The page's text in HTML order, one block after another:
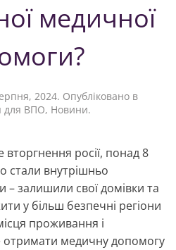
медичної
2024. Опубліковано в
для ВПО, Новини.
росії, понад 8
стали внутрішньо
залишили свої домівки та
у більш безпечні регіони
проживання і
отримати медичну допомогу